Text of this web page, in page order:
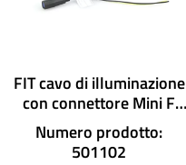
FIT cavo di illuminazione
con connettore Mini F
per anteriori senza
connettore
Numero prodotto:
501102